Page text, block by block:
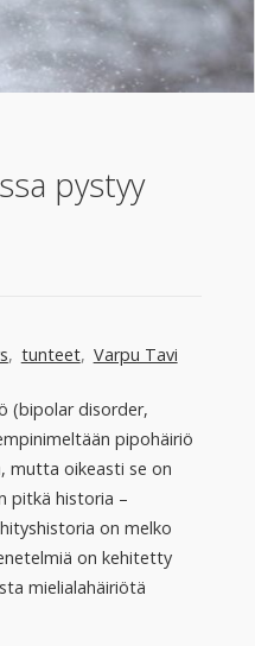
pystyy
, tunteet, Varpu Tavi
(bipolar disorder,
pipohäiriö
mutta oikeasti se on
pitkä historia –
on melko
on kehitetty
mielialahäiriötä